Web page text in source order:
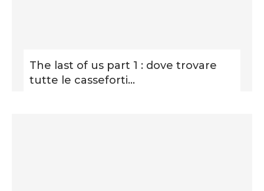
The last of us part 1 : dove trovare
tutte le casseforti...